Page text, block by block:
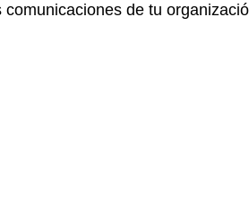
de tu